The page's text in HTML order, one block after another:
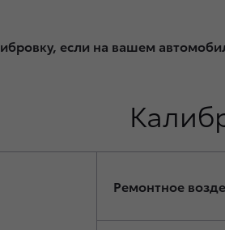
если на вашем
Ремонтное